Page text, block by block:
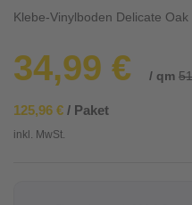
Klebe-Vinylboden Delicate Oak
34,99 € / qm
125,96 € / Paket
inkl. MwSt.